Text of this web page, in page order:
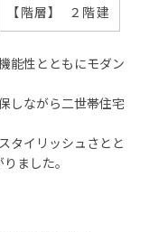
【階層】 ２階建
能性とともにモダン
しながら二世帯住宅
タイリッシュさとと
ました。